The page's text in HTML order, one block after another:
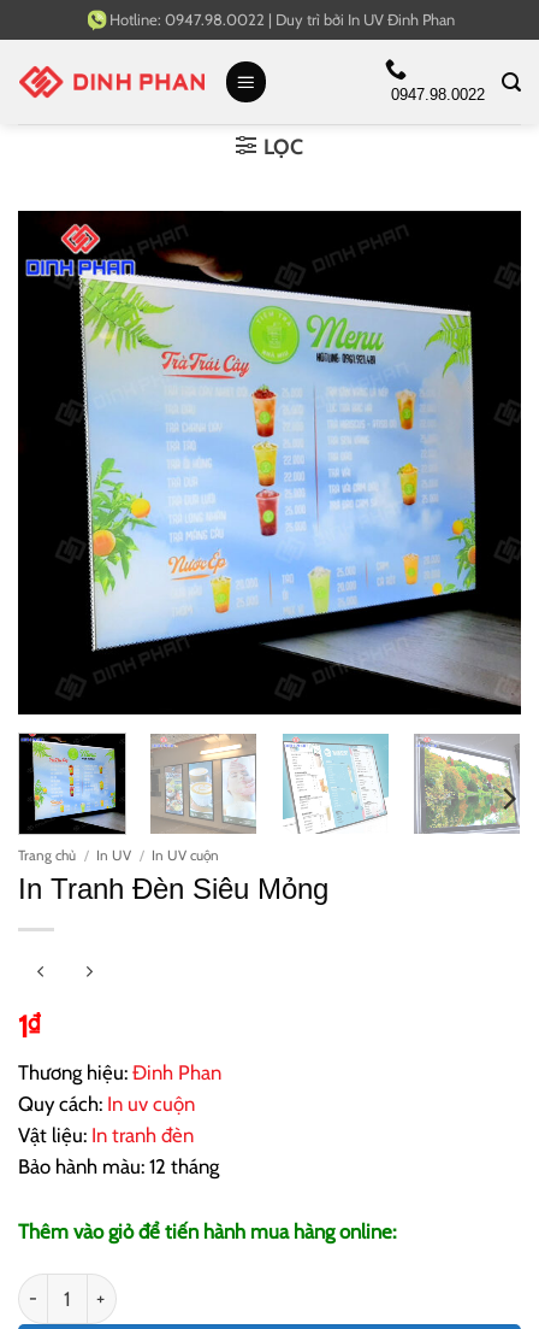
qua
nội
Hotline: 0947.98.0022 | Duy trì bởi In UV Đinh Phan
0947.98.0022
LỌC
Trang chủ / In UV / In UV cuộn
In Tranh Đèn Siêu Mỏng
1₫
Thương hiệu: Đinh Phan
Quy cách: In uv cuộn
Vật liệu: In tranh đèn
Bảo hành màu: 12 tháng
Thêm vào giỏ để tiến hành mua hàng online:
In Tranh Đèn Siêu Mỏng số lượng